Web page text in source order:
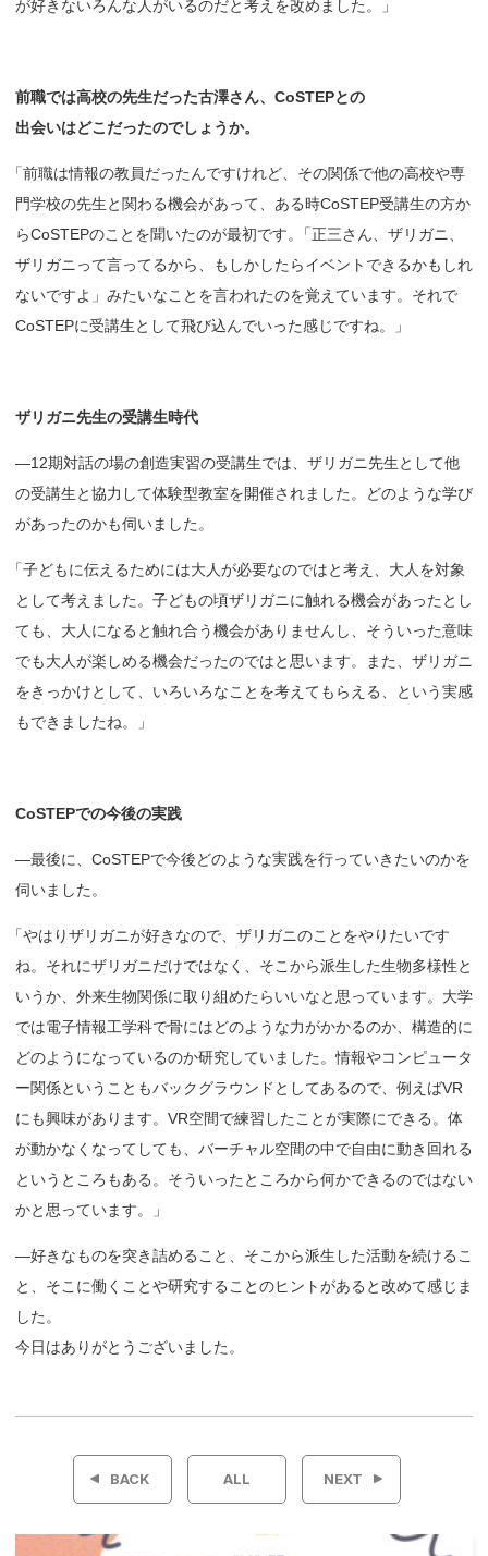
が好きないろんな人がいるのだと考えを改めました。」
前職では高校の先生だった古澤さん、 CoSTEPとの
出会いはどこだったのでしょうか。
「前職は情報の教員だったんですけれど、その関係で他の高校や専
門学校の先生と関わる機会があって、ある時CoSTEP受講生の方か
らCoSTEPのことを聞いたのが最初です。
「正三さん、ザリガニ、
ザリガニって言ってるから、もしかしたらイベントできるかもしれ
ないですよ」みたいなことを言われたのを覚えています。それで
CoSTEPに受講生として飛び込んでいった感じですね。」
ザリガニ先生の受講生時代
—12期対話の場の創造実習の受講生では、ザリガニ先生として他
の受講生と協力して体験型教室を開催されました。どのような学び
があったのかも伺いました。
「子どもに伝えるためには大人が必要なのではと考え、大人を対象
として考えました。子どもの頃ザリガニに触れる機会があったとし
ても、大人になると触れ合う機会がありませんし、そういった意味
でも大人が楽しめる機会だったのではと思います。また、ザリガニ
をきっかけとして、いろいろなことを考えてもらえる、という実感
もできましたね。」
CoSTEPでの今後の実践
—最後に、CoSTEPで今後どのような実践を行っていきたいのかを
伺いました。
「やはりザリガニが好きなので、ザリガニのことをやりたいです
ね。それにザリガニだけではなく、そこから派生した生物多様性と
いうか、外来生物関係に取り組めたらいいなと思っています。大学
では電子情報工学科で骨にはどのような力がかかるのか、構造的に
どのようになっているのか研究していました。情報やコンピュータ
ー関係ということもバックグラウンドとしてあるので、例えばVR
にも興味があります。VR空間で練習したことが実際にできる。体
が動かなくなってしても、バーチャル空間の中で自由に動き回れる
というところもある。そういったところから何かできるのではない
かと思っています。」
—好きなものを突き詰めること、そこから派生した活動を続けるこ
と、そこに働くことや研究することのヒントがあると改めて感じま
した。
今日はありがとうございました。
投
BACK ALL NEXT